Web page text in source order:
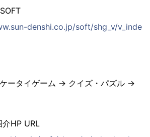
denshi.co.jp/soft/shg_v/v_inde
ータイゲーム → クイズ・パズル →
HP URL